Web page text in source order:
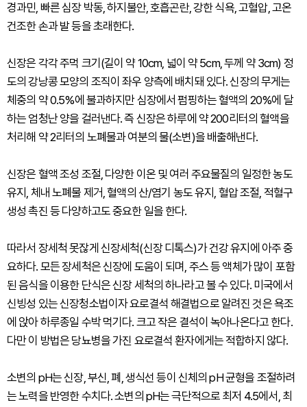
경과민, 빠른 심장 박동, 하지불안, 호흡곤란, 강한 식욕, 고혈압, 고온
건조한 손과 발 등을 초래한다.
신장은 각각 주먹 크기(길이 약 10cm, 넓이 약 5cm, 두께 약 3cm) 정
도의 강낭콩 모양의 조직이 좌우 양측에 배치돼 있다. 신장의 무게는
체중의 약 0.5%에 불과하지만 심장에서 펌핑하는 혈액의 20%에 달
하는 엄청난 양을 걸러낸다. 즉 신장은 하루에 약 200리터의 혈액을
처리해 약 2리터의 노폐물과 여분의 물(소변)을 배출해낸다.
신장은 혈액 조성 조절, 다양한 이온 및 여러 주요물질의 일정한 농도
유지, 체내 노폐물 제거, 혈액의 산/염기 농도 유지, 혈압 조절, 적혈구
생성 촉진 등 다양하고도 중요한 일을 한다.
따라서 장세척 못잖게 신장세척(신장 디톡스)가 건강 유지에 아주 중
요하다. 모든 장세척은 신장에 도움이 되며, 주스 등 액체가 많이 포함
된 음식을 이용한 단식은 신장 세척의 하나라고 볼 수 있다. 미국에서
신빙성 있는 신장청소법이자 요로결석 해결법으로 알려진 것은 욕조
에 앉아 하루종일 수박 먹기다. 크고 작은 결석이 녹아나온다고 한다.
다만 이 방법은 당뇨병을 가진 요로결석 환자에게는 적합하지 않다.
소변의 pH는 신장, 부신, 폐, 생식선 등이 신체의 pH 균형을 조절하려
는 노력을 반영한 수치다. 소변의 pH는 극단적으로 최저 4.5에서, 최